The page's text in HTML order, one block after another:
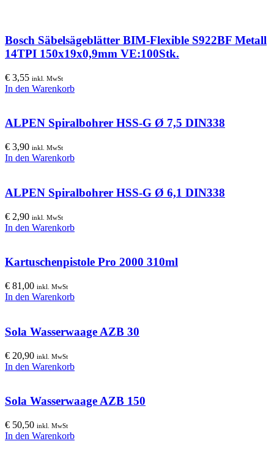
Bosch Säbelsägeblätter BIM-Flexible S922BF Metall
14TPI 150x19x0,9mm VE:100Stk.
€ 3,55 inkl. MwSt
In den Warenkorb
ALPEN Spiralbohrer HSS-G Ø 7,5 DIN338
€ 3,90 inkl. MwSt
In den Warenkorb
ALPEN Spiralbohrer HSS-G Ø 6,1 DIN338
€ 2,90 inkl. MwSt
In den Warenkorb
Kartuschenpistole Pro 2000 310ml
€ 81,00 inkl. MwSt
In den Warenkorb
Sola Wasserwaage AZB 30
€ 20,90 inkl. MwSt
In den Warenkorb
Sola Wasserwaage AZB 150
€ 50,50 inkl. MwSt
In den Warenkorb